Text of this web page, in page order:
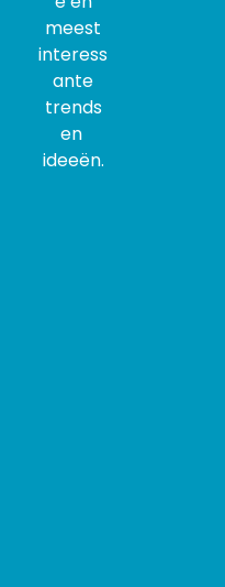
meest
interess
ante
trends
en
ideeën.